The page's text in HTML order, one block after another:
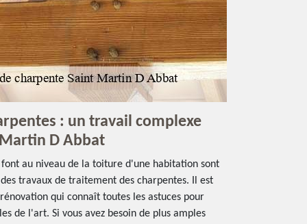
: un travail complexe
D Abbat
au niveau de la toiture d'une habitation sont
travaux de traitement des charpentes. Il est
qui connaît toutes les astuces pour
de l'art. Si vous avez besoin de plus amples